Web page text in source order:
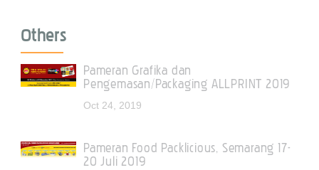
Others
Pameran Grafika dan
Pengemasan/Packaging ALLPRINT 2019
Oct 24, 2019
Pameran Food Packlicious, Semarang 17-
20 Juli 2019